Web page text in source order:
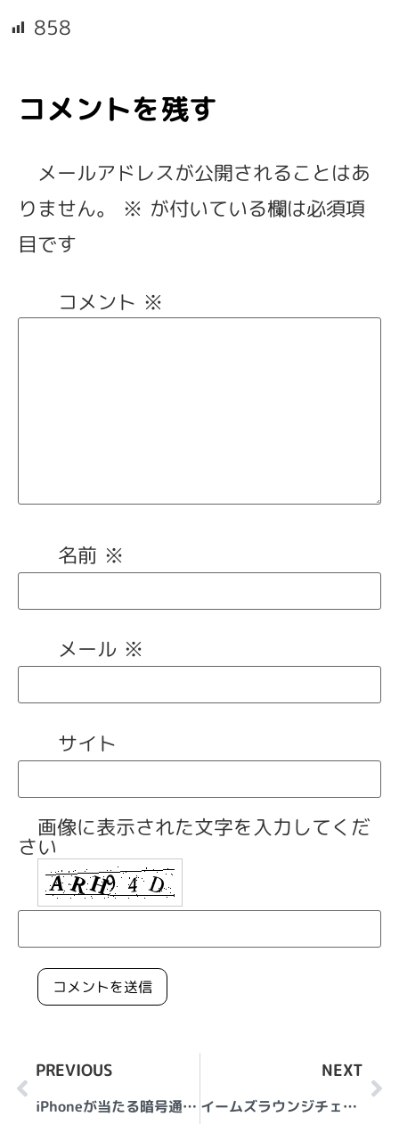
858
コメントを残す
メールアドレスが公開されることはあ
りません。
※ が付いている欄は必須項
目です
コメント ※
名前 ※
メール ※
サイト
画像に表示された文字を入力してくだ
さい
PREVIOUS
iPhoneが当たる暗号通貨 Sweatコイン
NEXT
イームズラウンジチェアの耐久性